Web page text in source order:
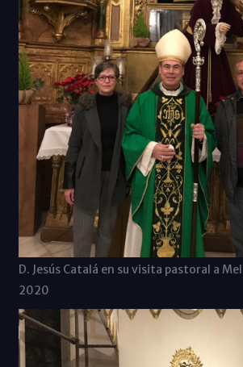
D. Jesús Catalá en su visita pastoral a
2020